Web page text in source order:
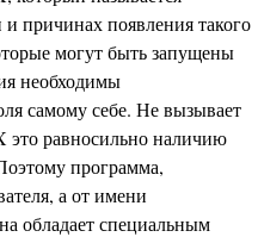
причинах появления такого
могут быть запущены
необходимы
самому себе. Не вызывает
это равносильно наличию
программа,
а от имени
обладает специальным